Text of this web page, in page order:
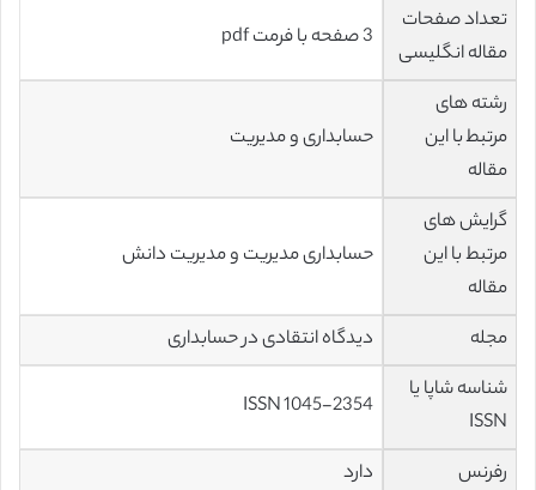
تعداد صفحات
مقاله انگلیسی
3 صفحه با فرمت pdf
رشته های
مرتبط با این
مقاله
حسابداری و مدیریت
گرایش های
مرتبط با این
مقاله
حسابداری مدیریت و مدیریت دانش
مجله
دیدگاه انتقادی در حسابداری
شناسه شاپا یا
ISSN
ISSN 1045-2354
رفرنس
دارد